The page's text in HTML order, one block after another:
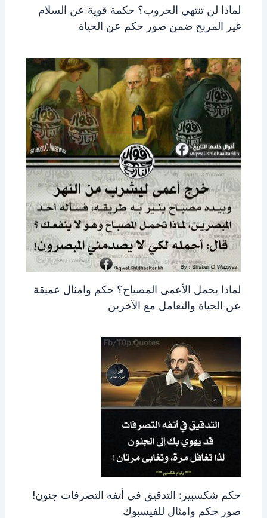
لماذا لن تنتهي الحروب؟ حكمة قوية عن السلام
غير المربح ضمن صور حكم عن الحياة
لماذا يحمل الأعمى المصباح؟ حكم وامثال عميقة
عن الحياة والتعامل مع الآخرين
حكم شكسبير: التدقيق في أتفه التصرفات جنون!
صور حكم وامثال للفيسبوك